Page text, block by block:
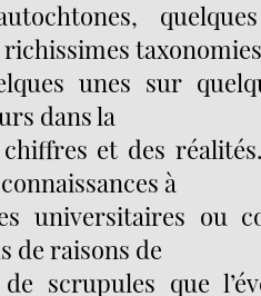
unes sur
dans la
et des
à
universitaires ou
de raisons de
de scrupules que